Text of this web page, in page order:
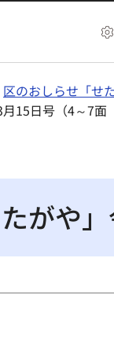
区のおしらせ「せ
15日号（4～7面
がや